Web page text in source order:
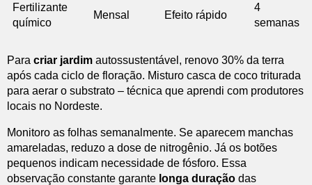
Fertilizante
químico
Mensal Efeito rápido
4
semanas
Para criar jardim autossustentável, renovo 30% da terra
após cada ciclo de floração. Misturo casca de coco triturada
para aerar o substrato – técnica que aprendi com produtores
locais no Nordeste.
Monitoro as folhas semanalmente. Se aparecem manchas
amareladas, reduzo a dose de nitrogênio. Já os botões
pequenos indicam necessidade de fósforo. Essa
observação constante garante longa duração das